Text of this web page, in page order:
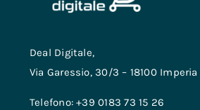
Deal Digitale,
Via Garessio, 30/3 – 18100 Imperia
Telefono: +39 0183 73 15 26